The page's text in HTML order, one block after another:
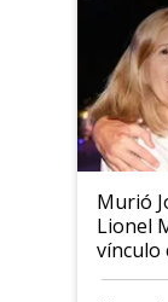
Murió
Lionel
vínculo